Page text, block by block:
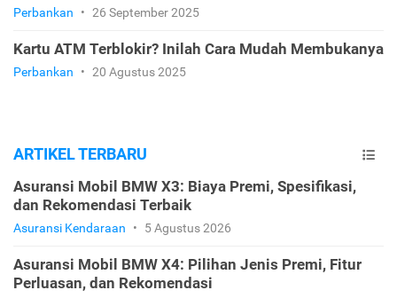
Perbankan • 26 September 2025
Kartu ATM Terblokir? Inilah Cara Mudah Membukanya
Perbankan • 20 Agustus 2025
ARTIKEL TERBARU
Asuransi Mobil BMW X3: Biaya Premi, Spesifikasi,
dan Rekomendasi Terbaik
Asuransi Kendaraan • 5 Agustus 2026
Asuransi Mobil BMW X4: Pilihan Jenis Premi, Fitur
Perluasan, dan Rekomendasi